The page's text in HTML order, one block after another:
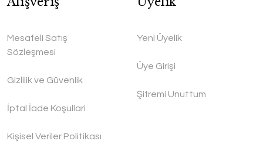
Mesafeli Satış
Sözleşmesi
Gizlilik ve Güvenlik
İptal İade Koşullari
Kişisel Veriler Politikası
Yeni Üyelik
Üye Girişi
Şifremi Unuttum